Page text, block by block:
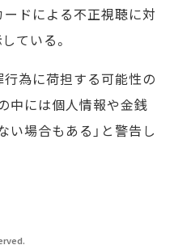
ドによる不正視聴に対
ている。
行為に荷担する可能性の
中には個人情報や金銭
い場合もある」と警告し